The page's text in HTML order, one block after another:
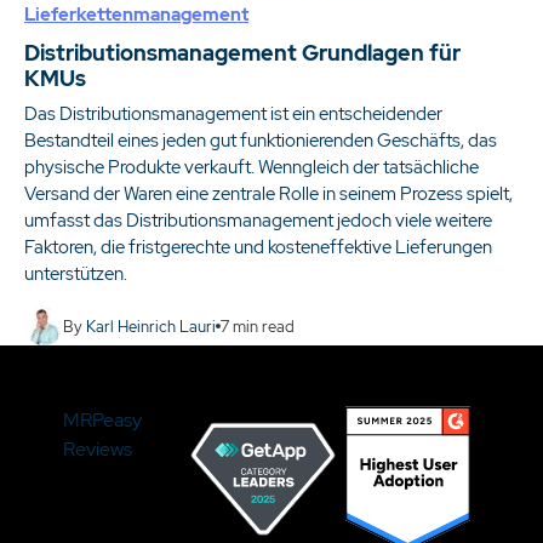
Lieferkettenmanagement
Distributionsmanagement Grundlagen für
KMUs
Das Distributionsmanagement ist ein entscheidender
Bestandteil eines jeden gut funktionierenden Geschäfts, das
physische Produkte verkauft. Wenngleich der tatsächliche
Versand der Waren eine zentrale Rolle in seinem Prozess spielt,
umfasst das Distributionsmanagement jedoch viele weitere
Faktoren, die fristgerechte und kosteneffektive Lieferungen
unterstützen.
By Karl Heinrich Lauri 7min read
MRPeasy
Reviews